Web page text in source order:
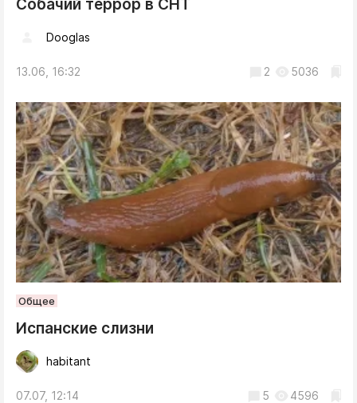
Собачий террор в СНТ
Dooglas
13.06, 16:32 2 5036
Общее
Испанские слизни
habitant
07.07, 12:14 5 4596